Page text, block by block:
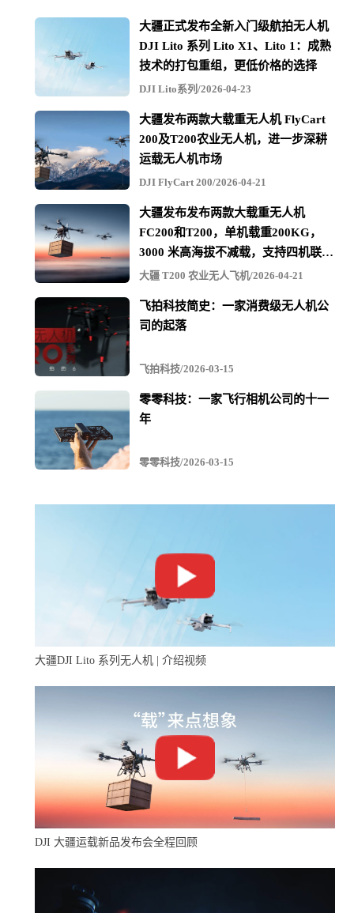
216的项目跟其他无人机不太一样，它是载人的。我们要
支持这个项目，使这个项目尽快地走向商业化阶段。”
“亿航智能创始人、董事长兼首席执行官胡华智表示："我
们非常高兴亿航智能获得了中国民航局颁发的全球首个载
人级自动驾驶飞行器的物流试运行许可。这个开创性的许
通领域的先发优势，加速推动自动驾驶飞行器（AAV）技
术以及空中物流解决方案的商业化应用，同时也为世界各
国监管机构共同探索和建立一个包容、开放、可持续发展
的监管环境奠定了基础。这也将有助于促进城市空中交通
空中物流是城市空中交通（UAM）行业的一个重要细分领
美元，而空中物流将有望率先实现商业化应用。
大疆正式发布全新入门级航拍无人机
DJI Lito 系列 Lito X1、Lito 1：成熟
技术的打包重组，更低价格的选择
DJI Lito系列/2026-04-23
大疆发布两款大载重无人机 FlyCart
200及T200农业无人机，进一步深耕
运载无人机市场
DJI FlyCart 200/2026-04-21
大疆发布发布两款大载重无人机
FC200和T200，单机载重200KG，
3000 米高海拔不减载，支持四机联吊
最多600KG
大疆 T200 农业无人飞机/2026-04-21
飞拍科技简史：一家消费级无人机公
司的起落
飞拍科技/2026-03-15
零零科技：一家飞行相机公司的十一
年
零零科技/2026-03-15
大疆DJI Lito 系列无人机 | 介绍视频
DJI 大疆运载新品发布会全程回顾